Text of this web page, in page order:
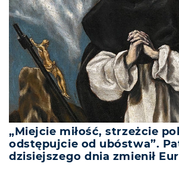
„Miejcie miłość, strzeżcie
odstępujcie od ubóstwa”.
dzisiejszego dnia zmienił